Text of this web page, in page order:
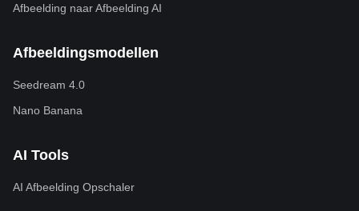
Afbeelding naar Afbeelding AI
Afbeeldingsmodellen
Seedream 4.0
Nano Banana
AI Tools
AI Afbeelding Opschaler